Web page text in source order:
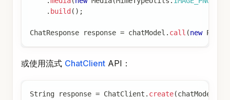
. build ( ) ;
ChatResponse response = chatModel . call (new
或使用流式 ChatClient API：
String response = ChatClient . create(chatModel